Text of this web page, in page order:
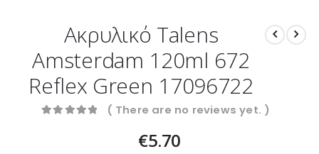
Ακρυλικό Talens
Amsterdam 120ml 672
Reflex Green 17096722
( There are no reviews yet. )
€5.70